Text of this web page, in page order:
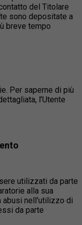
del Titolare
sono depositate a
breve tempo
Per saperne di più
l’Utente
utilizzati da parte
alla sua
abusi nell'utilizzo di
da parte